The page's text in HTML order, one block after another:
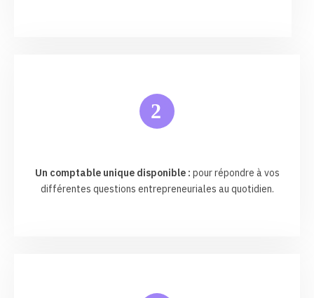
2
Un comptable unique disponible : pour répondre à vos
différentes questions entrepreneuriales au quotidien.